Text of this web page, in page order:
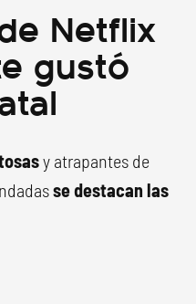
Netflix
gustó
y atrapantes de
se destacan las